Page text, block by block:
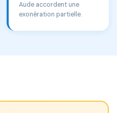
Aude accordent une
exonération partielle.